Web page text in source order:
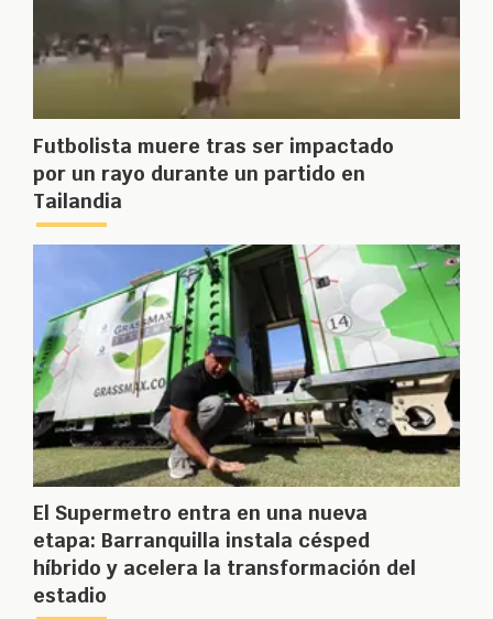
Futbolista muere tras ser impactado
por un rayo durante un partido en
Tailandia
El Supermetro entra en una nueva
etapa: Barranquilla instala césped
híbrido y acelera la transformación del
estadio